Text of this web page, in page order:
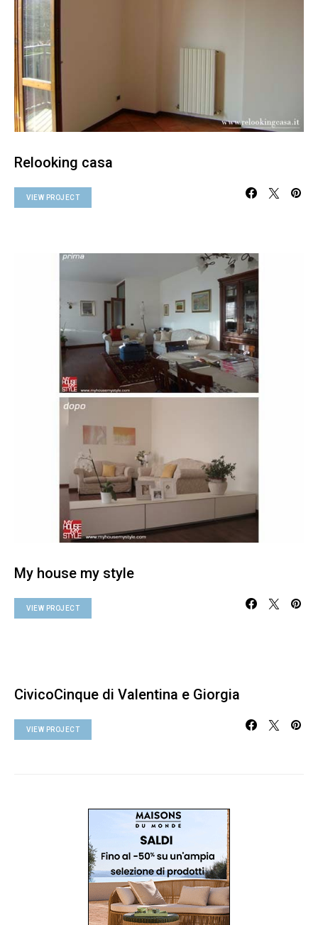
Relooking casa
VIEW PROJECT
My house my style
VIEW PROJECT
CivicoCinque di Valentina e Giorgia
VIEW PROJECT